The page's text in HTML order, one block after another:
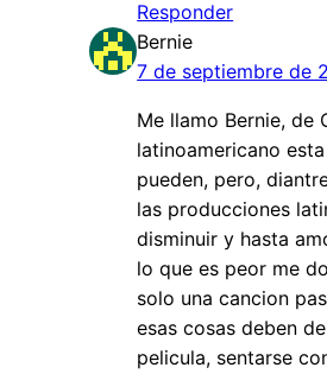
Responder
Bernie
7 de septiembre de
Me llamo Bernie, de
latinoamericano
pueden, pero,
las producciones
disminuir y hasta
lo que es peor me
solo una cancion
esas cosas deben
pelicula, sentarse